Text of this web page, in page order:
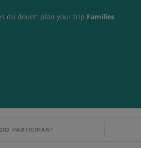
du douet: plan your trip Families